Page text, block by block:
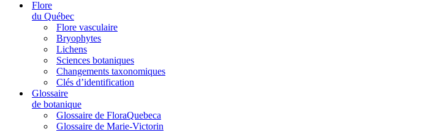
Flore
du Québec
Flore vasculaire
Bryophytes
Lichens
Sciences botaniques
Changements taxonomiques
Clés d’identification
Glossaire
de botanique
Glossaire de FloraQuebeca
Glossaire de Marie-Victorin